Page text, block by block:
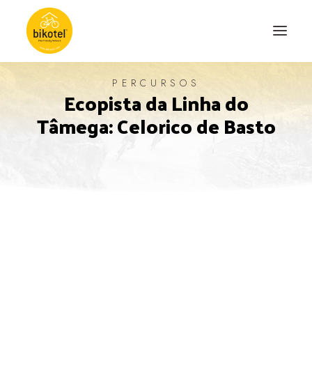
SOBRE NÓS
DESTINOS
PERCURSOS
Ecopista da Linha do
Tâmega: Celorico de Basto